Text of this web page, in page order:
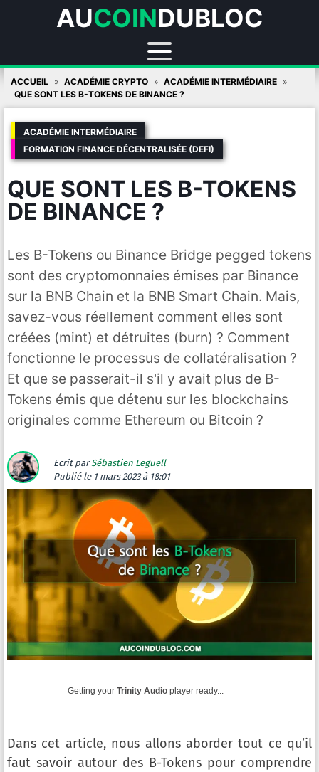
AUCOINDUBLOC
Skip
content
ACCUEIL ACADÉMIE CRYPTO
ACADÉMIE INTERMÉDIAIRE
QUE SONT LES B-TOKENS DE BINANCE ?
ACADÉMIE INTERMÉDIAIRE
FORMATION FINANCE DÉCENTRALISÉE (DEFI)
QUE SONT LES B-TOKENS
DE BINANCE ?
Les B-Tokens ou Binance Bridge pegged tokens
sont des cryptomonnaies émises par Binance
sur la BNB Chain et la BNB Smart Chain. Mais,
savez-vous réellement comment elles sont
créées (mint) et détruites (burn) ? Comment
fonctionne le processus de collatéralisation ?
Et que se passerait-il s'il y avait plus de B-
Tokens émis que détenu sur les blockchains
originales comme Ethereum ou Bitcoin ?
Ecrit parSébastien Leguell
Publié le 1 mars 2023 à 18:01
Getting your Trinity Audio player ready...
Dans cet article, nous allons aborder tout ce qu’il
faut savoir autour des B-Tokens pour comprendre